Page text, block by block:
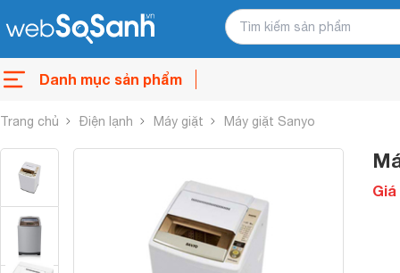
Danh mục sản phẩm
Trang chủ Điện lạnh Máy giặt Máy giặt Sanyo
Giá